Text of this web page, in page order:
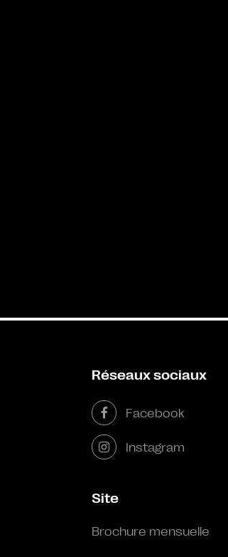
Réseaux sociaux
Facebook
Instagram
Site
Brochure mensuelle